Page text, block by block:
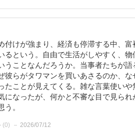
付けが強まり、経済も停滞する中、
るという。自由で生活がしやすく、物
うことなんだろうか。当事者たちが
彼らがタワマンを買いあさるのか、な
たことが見えてくる。雑な言葉使い
になったが、何かと不審な目で見ら
。
(0) 2026/07/12